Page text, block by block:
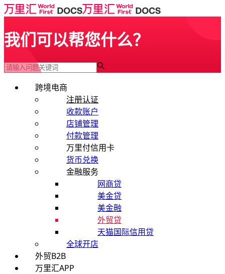
我们可以帮您什么？
跨境电商
注册认证
收款账户
店铺管理
付款管理
万里付信用卡
货币兑换
金融服务
网商贷
美金贷
美金融
外贸贷
天猫国际信用贷
全球开店
外贸B2B
万里汇APP